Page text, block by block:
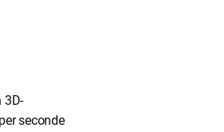
3D-
seconde